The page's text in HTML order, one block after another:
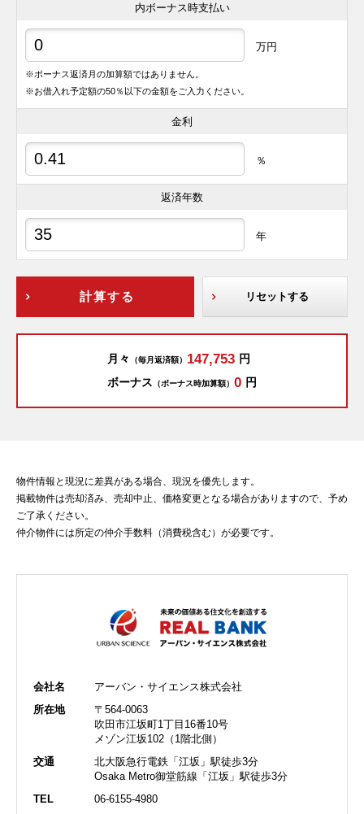
内ボーナス時支払い
万円
※ボーナス返済月の加算額ではありません。
※お借入れ予定額の50％以下の金額をご入力ください。
金利
％
返済年数
年
計算する リセットする
月々 （毎月返済額） 147,753 円
ボーナス （ボーナス時加算額） 0 円
物件情報と現況に差異がある場合、現況を優先します。
掲載物件は売却済み、売却中止、価格変更となる場合がありますので、予め
ご了承ください。
仲介物件には所定の仲介手数料（消費税含む）が必要です。
会社名
アーバン・サイエンス株式会社
所在地
〒564-0063
吹田市江坂町1丁目16番10号
メゾン江坂102（1階北側）
交通
北大阪急行電鉄「江坂」駅徒歩3分
Osaka Metro御堂筋線「江坂」駅徒歩3分
TEL
06-6155-4980